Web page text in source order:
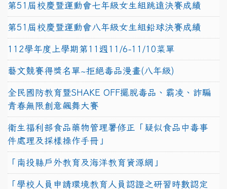
第51屆校慶暨運動會七年級女生組跳遠決賽成績
第51屆校慶暨運動會八年級女生組鉛球決賽成績
112學年度上學期第11週11/6-11/10菜單
藝文競賽得獎名單~拒絕毒品漫畫(八年級)
全民國防教育暨SHAKE OFF擺脫毒品、霸凌、詐騙
青春無限創意飆舞大賽
衛生福利部食品藥物管理署修正「疑似食品中毒事
件處理及採樣操作手冊」
「南投縣戶外教育及海洋教育資源網」
「學校人員申請環境教育人員認證之研習時數認定